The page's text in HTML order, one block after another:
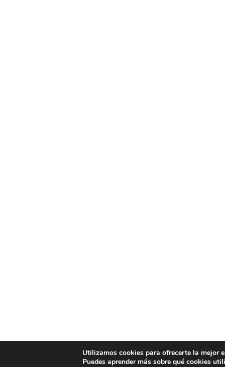
Utilizamos cookies para ofrecerte la mejor
Puedes aprender más sobre qué cookies